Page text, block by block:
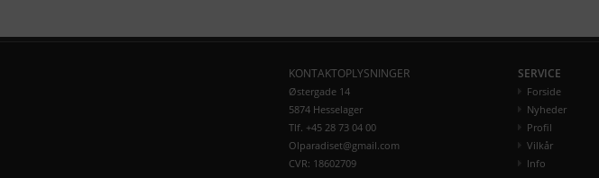
KONTAKTOPLYSNINGER
Østergade 14
5874 Hesselager
Tlf. +45 28 73 04 00
Olparadiset@gmail.com
CVR: 18602709
SERVICE
Forside
Nyheder
Profil
Vilkår
Info